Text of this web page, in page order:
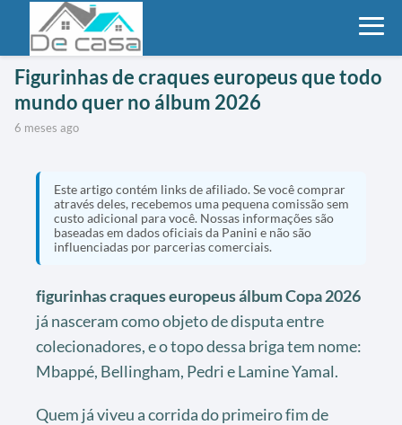
Figurinhas de craques europeus que todo
mundo quer no álbum 2026
6 meses ago
Este artigo contém links de afiliado. Se você comprar
através deles, recebemos uma pequena comissão sem
custo adicional para você. Nossas informações são
baseadas em dados oficiais da Panini e não são
influenciadas por parcerias comerciais.
figurinhas craques europeus álbum Copa 2026
já nasceram como objeto de disputa entre
colecionadores, e o topo dessa briga tem nome:
Mbappé, Bellingham, Pedri e Lamine Yamal.
Quem já viveu a corrida do primeiro fim de